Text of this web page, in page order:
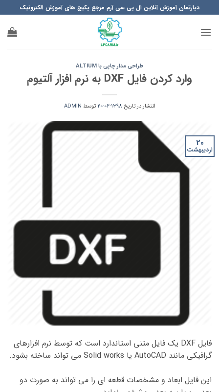
to
content
دپارتمان آموزش آنلاین ال پی سی آرم مرجع پکیچ های آموزش الکترونیک
طراحی مدار چاپی با ALTIUM
وارد کردن فایل DXF به نرم افزار آلتیوم
انتشار در تاریخ 1398-02-20 توسط ADMIN
20
اردیبهشت
فایل DXF یک فایل متنی استاندارد است که توسط نرم افزارهای
گرافیکی مانند AutoCAD یا Solid works می تواند ساخته بشود.
این فایل ابعاد و مشخصات قطعه ای را می تواند به صورت دو